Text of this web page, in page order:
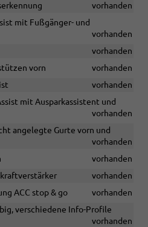
vorhanden
mit Fußgänger- und
vorhanden
vorhanden
vorn
vorhanden
vorhanden
mit Ausparkassistent und
vorhanden
angelegte Gurte vorn und
vorhanden
vorhanden
vorhanden
ACC stop & go
vorhanden
verschiedene Info-Profile
vorhanden